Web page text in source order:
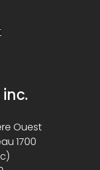
Ouest
1700